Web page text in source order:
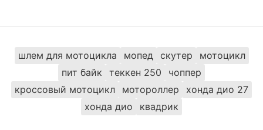
шлем для мотоцикла мопед скутер
мотоцикл
пит байк
теккен 250
чоппер
кроссовый мотоцикл
мотороллер
хонда дио 27
хонда дио
квадрик